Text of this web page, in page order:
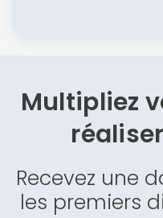
Multipliez
Recevez une
les premiers